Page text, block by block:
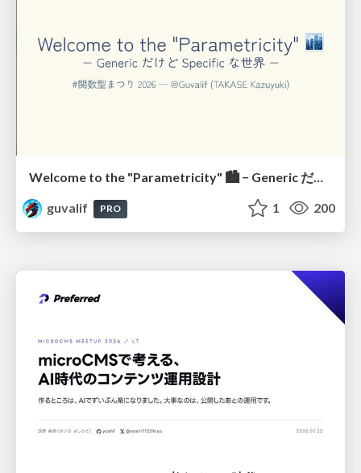
Welcome to the "Parametricity" 🏙️ − Generic だけど Specific な世界 −
guvalif
PRO 1 200